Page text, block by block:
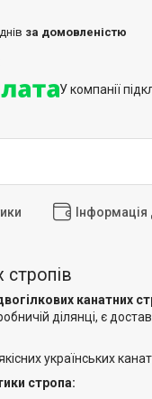
за домовленістю
У компанії
стропів
канатних
ділянці, є
українських
стропа: